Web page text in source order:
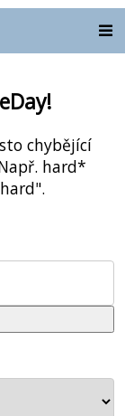
chybějící
hard*